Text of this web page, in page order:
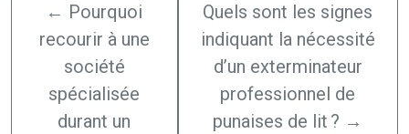
← Pourquoi
recourir à une
société
spécialisée
durant un
Quels sont les signes
indiquant la nécessité
d’un exterminateur
professionnel de
punaises de lit ? →